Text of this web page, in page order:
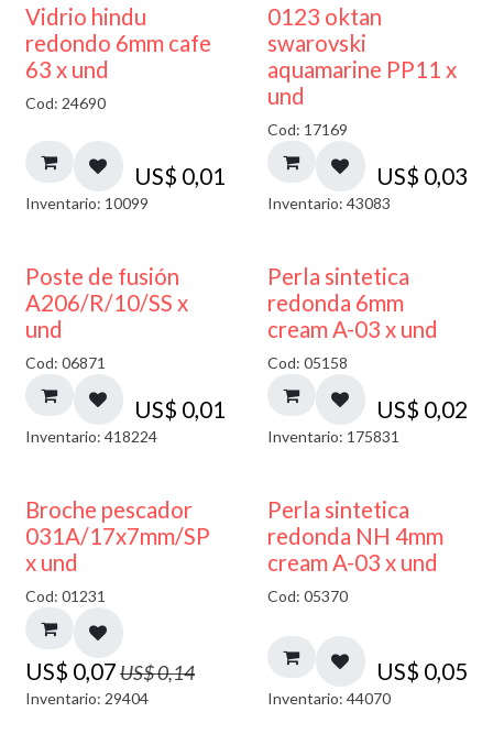
40% DESCUENTO
Vidrio hindu
redondo 6mm cafe
63 x und
Cod: 24690
US$ 0,01
Inventario: 10099
0123 oktan
swarovski
aquamarine PP11 x
und
Cod: 17169
US$ 0,03
Inventario: 43083
Poste de fusión
A206/R/10/SS x
und
Cod: 06871
US$ 0,01
Inventario: 418224
Perla sintetica
redonda 6mm
cream A-03 x und
Cod: 05158
US$ 0,02
Inventario: 175831
50% DESCUENTO
Broche pescador
031A/17x7mm/SP
x und
Cod: 01231
US$ 0,07US$0,14
Inventario: 29404
Perla sintetica
redonda NH 4mm
cream A-03 x und
Cod: 05370
US$ 0,05
Inventario: 44070